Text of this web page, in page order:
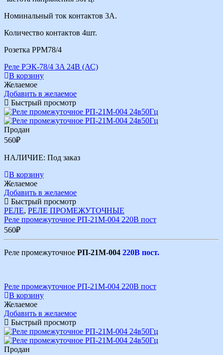
Номинальный ток контактов 3А.
Количество контактов 4шт.
Розетка РРМ78/4
Реле РЭК-78/4 3A 24В (АС)
В корзину
Желаемое
Добавить в желаемое
Быстрый просмотр
Продан
560₽
НАЛИЧИЕ: Под заказ
В корзину
Желаемое
Добавить в желаемое
Быстрый просмотр
РЕЛЕ, РЕЛЕ ПРОМЕЖУТОЧНЫЕ
Реле промежуточное РП-21М-004 220В пост
560₽
Реле промежуточное РП-21М-004 220В пост.
Реле промежуточное РП-21М-004 220В пост
В корзину
Желаемое
Добавить в желаемое
Быстрый просмотр
Продан